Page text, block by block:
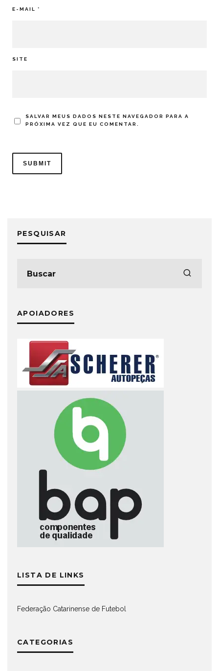
E-MAIL *
SITE
SALVAR MEUS DADOS NESTE NAVEGADOR PARA A
PRÓXIMA VEZ QUE EU COMENTAR.
PESQUISAR
APOIADORES
LISTA DE LINKS
Federação Catarinense de Futebol
CATEGORIAS